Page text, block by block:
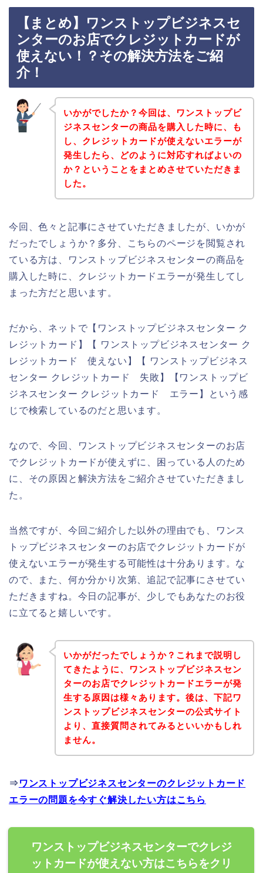
【まとめ】ワンストップビジネスセ
ンターのお店でクレジットカードが
使えない！？その解決方法をご紹
介！
いかがでしたか？今回は、ワンストップビ
ジネスセンターの商品を購入した時に、も
し、クレジットカードが使えないエラーが
発生したら、どのように対応すればよいの
か？ということをまとめさせていただきま
した。
今回、色々と記事にさせていただきましたが、いかが
だったでしょうか？多分、こちらのページを閲覧され
ている方は、ワンストップビジネスセンターの商品を
購入した時に、クレジットカードエラーが発生してし
まった方だと思います。
だから、ネットで【ワンストップビジネスセンター ク
レジットカード】【 ワンストップビジネスセンター ク
レジットカード 使えない】【 ワンストップビジネス
センター クレジットカード 失敗】【ワンストップビ
ジネスセンター クレジットカード エラー】という感
じで検索しているのだと思います。
なので、今回、ワンストップビジネスセンターのお店
でクレジットカードが使えずに、困っている人のため
に、その原因と解決方法をご紹介させていただきまし
た。
当然ですが、今回ご紹介した以外の理由でも、ワンス
トップビジネスセンターのお店でクレジットカードが
使えないエラーが発生する可能性は十分あります。な
ので、また、何か分かり次第、追記で記事にさせてい
ただきますね。今日の記事が、少しでもあなたのお役
に立てると嬉しいです。
いかがだったでしょうか？これまで説明し
てきたように、ワンストップビジネスセン
ターのお店でクレジットカードエラーが発
生する原因は様々あります。後は、下記ワ
ンストップビジネスセンターの公式サイト
より、直接質問されてみるといいかもしれ
ません。
⇒ ワンストップビジネスセンターのクレジットカード
エラーの問題を今すぐ解決したい方はこちら
ワンストップビジネスセンターでクレジ
ットカードが使えない方はこちらをクリ